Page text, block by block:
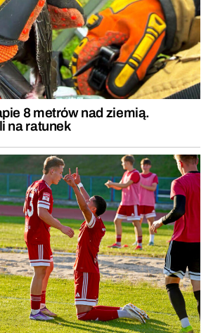
8 metrów nad ziemią.
na ratunek